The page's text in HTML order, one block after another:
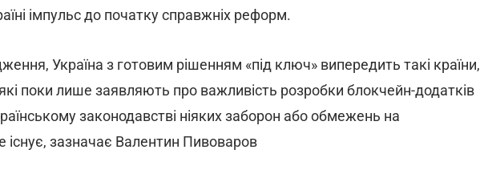
імпульс до початку справжніх реформ.
Україна з готовим рішенням «під ключ» випередить такі країни,
поки лише заявляють про важливість розробки блокчейн-додатків
законодавстві ніяких заборон або обмежень на
існує, зазначає Валентин Пивоваров